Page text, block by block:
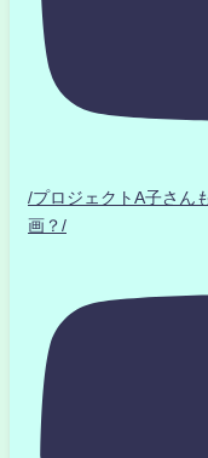
/プロジェクトA子さ
画？/